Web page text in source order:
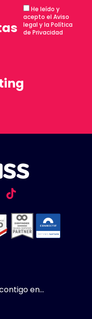
He leído y
acepto el Aviso
legal y la Política
de Privacidad
en...